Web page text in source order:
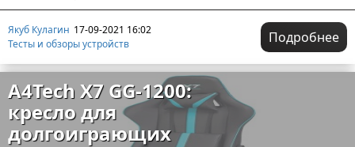
Якуб Кулагин 17-09-2021 16:02
Тесты и обзоры устройств
Подробнее
A4Tech X7 GG-1200:
кресло для
долгоиграющих